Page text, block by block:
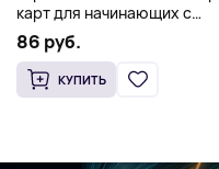
карт для начинающих с
книгой (78 карт, золочёные
края)
86 руб.
КУПИТЬ